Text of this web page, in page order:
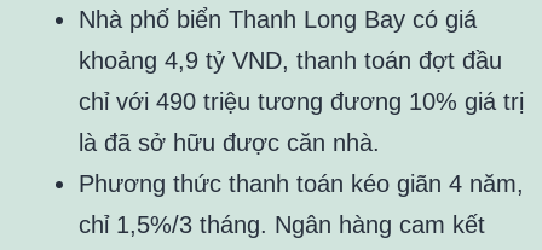
Nhà phố biển Thanh Long Bay có giá
khoảng 4,9 tỷ VND, thanh toán đợt đầu
chỉ với 490 triệu tương đương 10% giá trị
là đã sở hữu được căn nhà.
Phương thức thanh toán kéo giãn 4 năm,
chỉ 1,5%/3 tháng. Ngân hàng cam kết